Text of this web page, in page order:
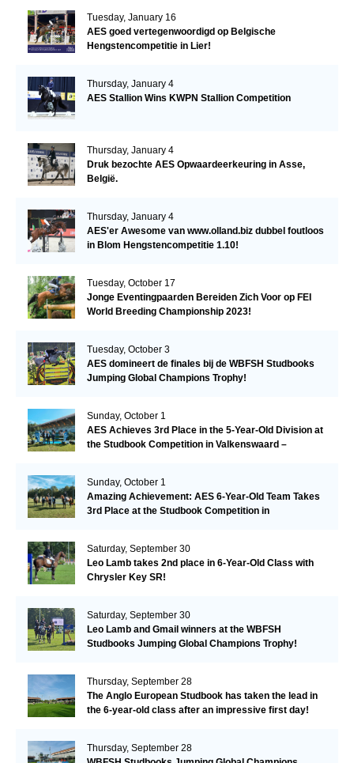
Tuesday, January 16
AES goed vertegenwoordigd op Belgische
Hengstencompetitie in Lier!
Thursday, January 4
AES Stallion Wins KWPN Stallion Competition
Thursday, January 4
Druk bezochte AES Opwaardeerkeuring in Asse,
België.
Thursday, January 4
AES'er Awesome van www.olland.biz dubbel foutloos
in Blom Hengstencompetitie 1.10!
Tuesday, October 17
Jonge Eventingpaarden Bereiden Zich Voor op FEI
World Breeding Championship 2023!
Tuesday, October 3
AES domineert de finales bij de WBFSH Studbooks
Jumping Global Champions Trophy!
Sunday, October 1
AES Achieves 3rd Place in the 5-Year-Old Division at
the Studbook Competition in Valkenswaard –
Sunday, October 1
Amazing Achievement: AES 6-Year-Old Team Takes
3rd Place at the Studbook Competition in
Saturday, September 30
Leo Lamb takes 2nd place in 6-Year-Old Class with
Chrysler Key SR!
Saturday, September 30
Leo Lamb and Gmail winners at the WBFSH
Studbooks Jumping Global Champions Trophy!
Thursday, September 28
The Anglo European Studbook has taken the lead in
the 6-year-old class after an impressive first day!​
Thursday, September 28